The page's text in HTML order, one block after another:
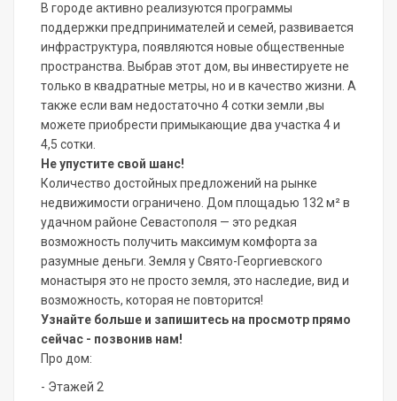
В городе активно реализуются программы
поддержки предпринимателей и семей, развивается
инфраструктура, появляются новые общественные
пространства. Выбрав этот дом, вы инвестируете не
только в квадратные метры, но и в качество жизни. А
также если вам недостаточно 4 сотки земли ,вы
можете приобрести примыкающие два участка 4 и
4,5 сотки.
Не упустите свой шанс!
Количество достойных предложений на рынке
недвижимости ограничено. Дом площадью 132 м² в
удачном районе Севастополя — это редкая
возможность получить максимум комфорта за
разумные деньги. Земля у Свято-Георгиевского
монастыря это не просто земля, это наследие, вид и
возможность, которая не повторится!
Узнайте больше и запишитесь на просмотр прямо
сейчас - позвонив нам!
Про дом:
- Этажей 2